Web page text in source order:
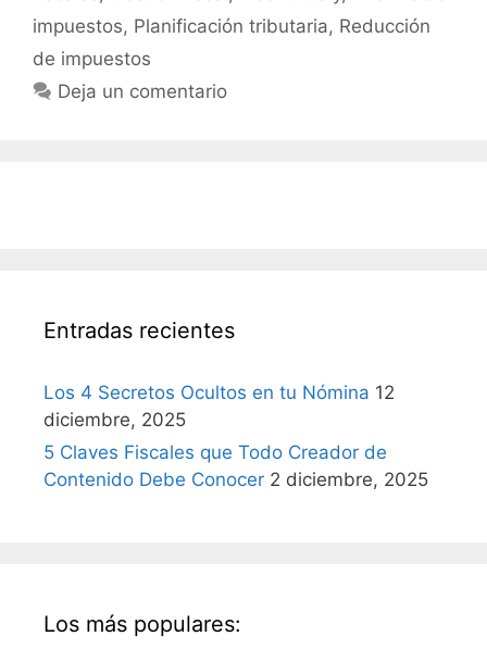
impuestos, Planificación tributaria, Reducción
de impuestos
Deja un comentario
Entradas recientes
Los 4 Secretos Ocultos en tu Nómina 12
diciembre, 2025
5 Claves Fiscales que Todo Creador de
Contenido Debe Conocer 2 diciembre, 2025
Los más populares: